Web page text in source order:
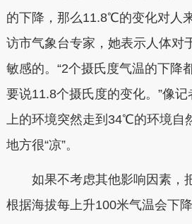
的下降，那么11.8℃的变化对人
访市气象台专家，她表示人体对
敏感的。“2个摄氏度气温的下降
要说11.8个摄氏度的变化。”像
上的环境突然走到34℃的环境自
地方很“凉”。
如果不考虑其他影响因素，
根据海拔每上升100米气温会下